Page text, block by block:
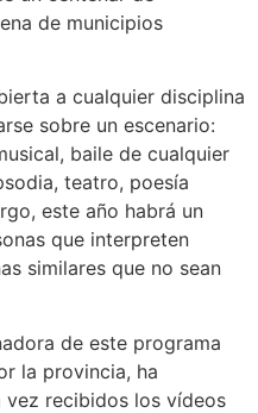
de municipios
a cualquier disciplina
sobre un escenario:
baile de cualquier
teatro, poesía
este año habrá un
que interpreten
similares que no sean
de este programa
la provincia, ha
vez recibidos los vídeos